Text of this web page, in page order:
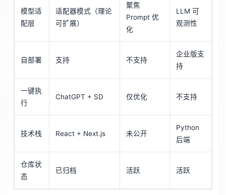
模型适
配层
适配器模式（理论
可扩展）
聚焦
Prompt 优
化
LLM 可
观测性
自部署 支持 不支持
企业版支
持
一键执
行
ChatGPT + SD 仅优化 不支持
技术栈 React + Next.js 未公开
Python
后端
仓库状
态
已归档 活跃 活跃